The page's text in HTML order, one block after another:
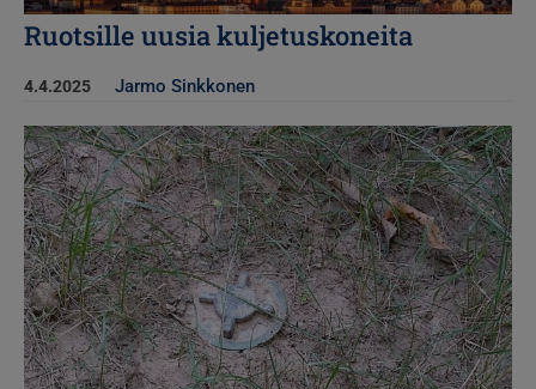
Ruotsille uusia kuljetuskoneita
4.4.2025 Jarmo Sinkkonen
Kuva